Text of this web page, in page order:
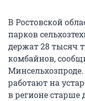
В Ростовской
парков
держат28 тысяч
комбайнов,
работают на
в регионе старше